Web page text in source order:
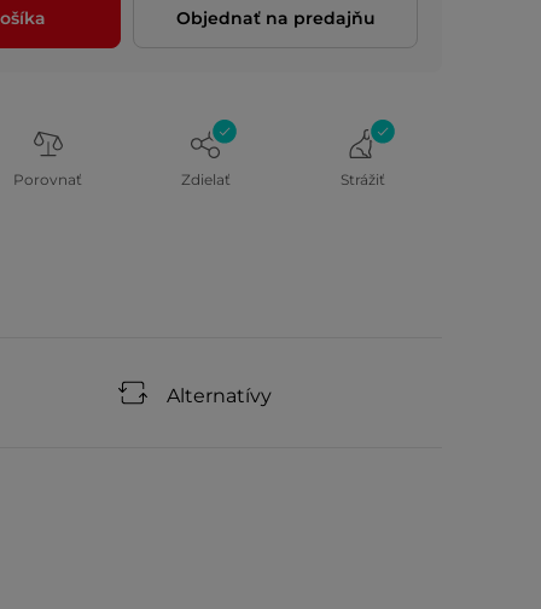
Objednať na predajňu
Porovnať Zdielať Strážiť
Alternatívy